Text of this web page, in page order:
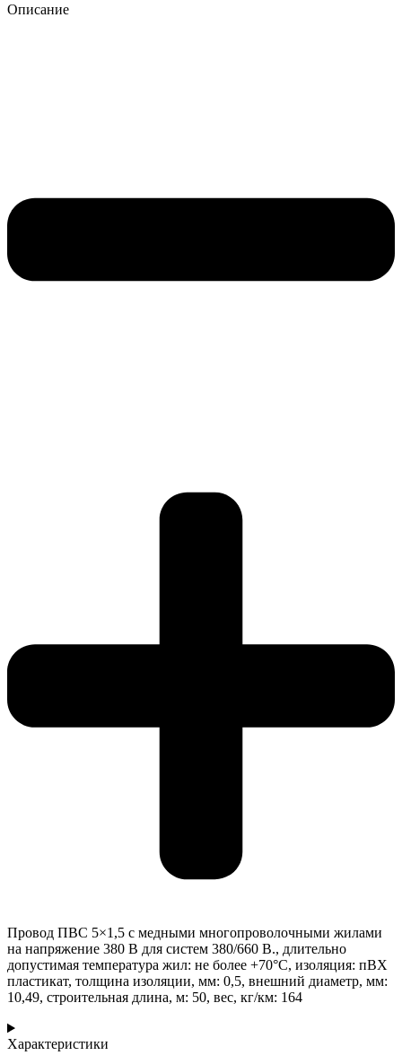
Описание
Провод ПВС 5×1,5 с медными многопроволочными жилами
на напряжение 380 В для систем 380/660 В., длительно
допустимая температура жил: не более +70°С, изоляция: пВХ
пластикат, толщина изоляции, мм: 0,5, внешний диаметр, мм:
10,49, строительная длина, м: 50, вес, кг/км: 164
Характеристики